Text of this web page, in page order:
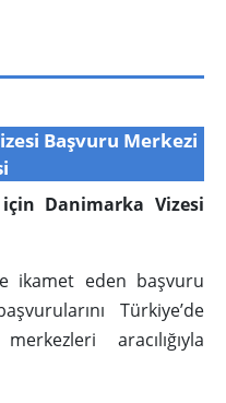
Başvuru Merkezi
Danimarka Vizesi
ikamet eden başvuru
Türkiye’de
aracılığıyla